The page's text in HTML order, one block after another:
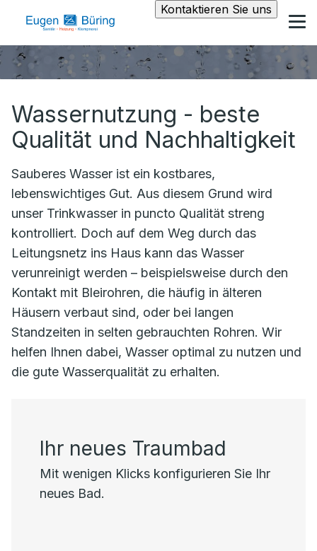
Kontaktieren Sie uns
Wassernutzung - beste
Qualität und Nachhaltigkeit
Sauberes Wasser ist ein kostbares,
lebenswichtiges Gut. Aus diesem Grund wird
unser Trinkwasser in puncto Qualität streng
kontrolliert. Doch auf dem Weg durch das
Leitungsnetz ins Haus kann das Wasser
verunreinigt werden – beispielsweise durch den
Kontakt mit Bleirohren, die häufig in älteren
Häusern verbaut sind, oder bei langen
Standzeiten in selten gebrauchten Rohren. Wir
helfen Ihnen dabei, Wasser optimal zu nutzen und
die gute Wasserqualität zu erhalten.
Ihr neues Traumbad
Mit wenigen Klicks konfigurieren Sie Ihr
neues Bad.